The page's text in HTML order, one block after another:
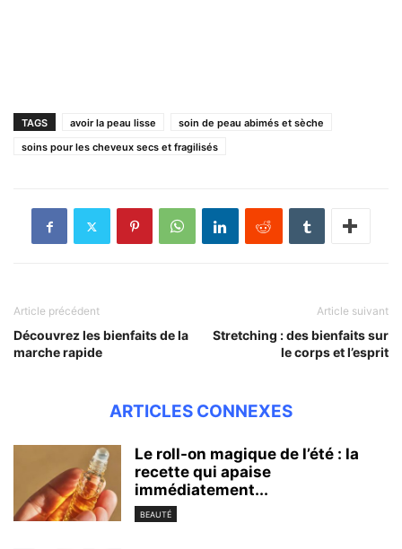
TAGS avoir la peau lisse
soin de peau abimés et sèche
soins pour les cheveux secs et fragilisés
Article précédent
Découvrez les bienfaits de la
marche rapide
Article suivant
Stretching : des bienfaits sur
le corps et l’esprit
ARTICLES CONNEXES
Le roll-on magique de l’été : la
recette qui apaise
immédiatement...
BEAUTÉ